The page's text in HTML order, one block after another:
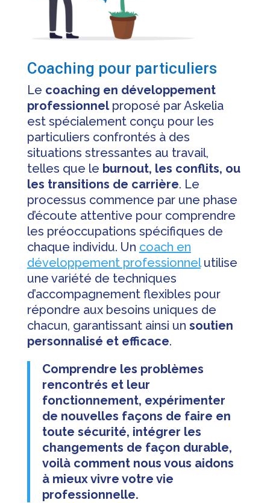
Coaching pour particuliers
Le coaching en développement
professionnelproposé par Askelia
est spécialement conçu pour les
particuliers confrontés à des
situations stressantes au travail,
telles que le burnout, les conflits, ou
les transitions de carrière. Le
processus commence par une phase
d’écoute attentive pour comprendre
les préoccupations spécifiques de
chaque individu. Un coach en
développement professionnelutilise
une variété de techniques
d’accompagnement flexibles pour
répondre aux besoins uniques de
chacun, garantissant ainsi un soutien
personnalisé et efficace.
Comprendre les problèmes
rencontrés et leur
fonctionnement, expérimenter
de nouvelles façons de faire en
toute sécurité, intégrer les
changements de façon durable,
voilà comment nous vous aidons
à mieux vivre votre vie
professionnelle.